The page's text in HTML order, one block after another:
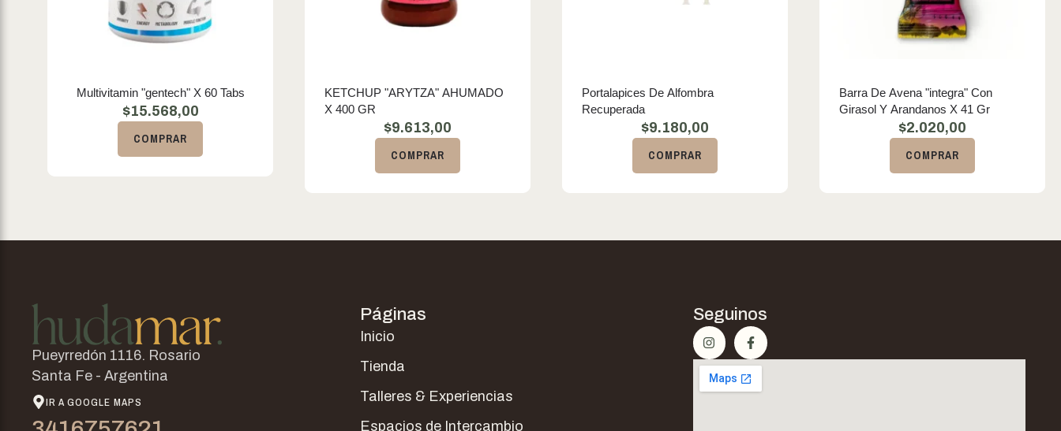
Multivitamin "gentech" X 60 Tabs
$15.568,00
COMPRAR
KETCHUP "ARYTZA" AHUMADO
X 400 GR
$9.613,00
COMPRAR
Portalapices De Alfombra
Recuperada
$9.180,00
COMPRAR
Barra De Avena "integra" Con
Girasol Y Arandanos X 41 Gr
$2.020,00
COMPRAR
Pueyrredón 1116. Rosario
Santa Fe - Argentina
IR A GOOGLE MAPS
Páginas
Inicio
Tienda
Talleres & Experiencias
Espacios de Intercambio
Seguinos